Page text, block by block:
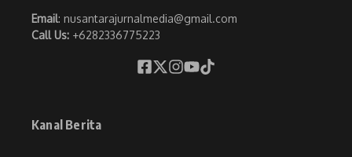
Email: nusantarajurnalmedia@gmail.com
Call Us: +6282336775223
Kanal Berita